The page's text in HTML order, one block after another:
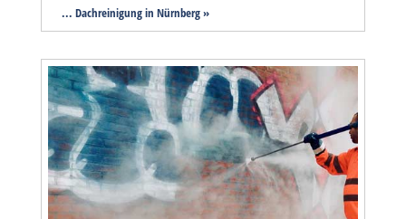
... Dachreinigung in Nürnberg »